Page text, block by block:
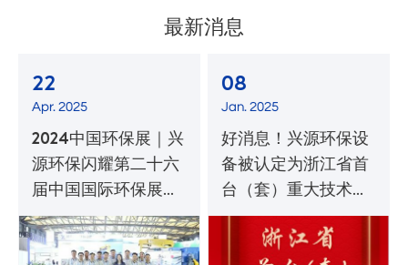
最新消息
22
Apr. 2025
2024中国环保展｜兴
源环保闪耀第二十六
届中国国际环保展览
会
08
Jan. 2025
好消息！兴源环保设
备被认定为浙江省首
台（套）重大技术装
备